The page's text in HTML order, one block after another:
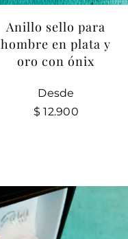
Anillo sello para
hombre en plata y
oro con ónix
Desde
$ 12.900